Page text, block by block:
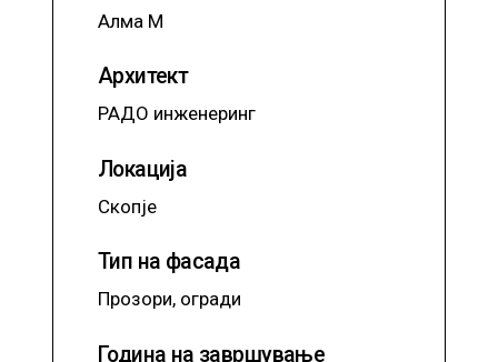
Алма М
Архитект
РАДО инженеринг
Локација
Скопје
Тип на фасада
Прозори, огради
Година на завршување